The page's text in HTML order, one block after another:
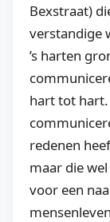
Bexstraat)
verstandige
’s harten
hart tot hart.
redenen
maar die
voor een